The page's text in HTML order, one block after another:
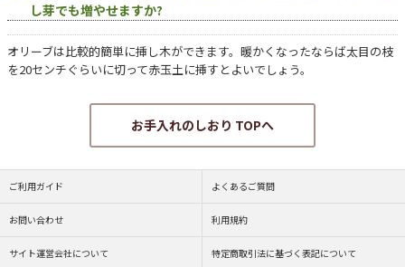
し芽でも増やせますか?
オリーブは比較的簡単に挿し木ができます。暖かくなったならば太目の枝
を20センチぐらいに切って赤玉土に挿すとよいでしょう。
お手入れのしおり TOPへ
ご利用ガイド よくあるご質問
お問い合わせ 利用規約
サイト運営会社について 特定商取引法に基づく表記について